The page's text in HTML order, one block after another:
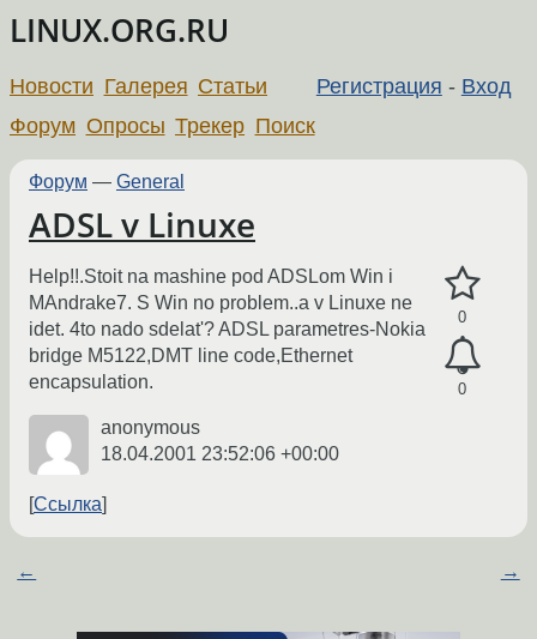
LINUX.ORG.RU
Регистрация - Вход
Новости Галерея Статьи
Форум Опросы Трекер Поиск
Форум — General
ADSL v Linuxe
0
0
Help!!.Stoit na mashine pod ADSLom Win i
MAndrake7. S Win no problem..a v Linuxe ne
idet. 4to nado sdelat'? ADSL parametres-Nokia
bridge M5122,DMT line code,Ethernet
encapsulation.
anonymous
18.04.2001 23:52:06 +00:00
Ссылка
← →